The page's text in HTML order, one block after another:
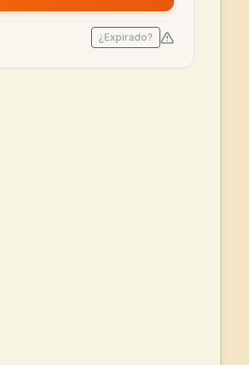
¿Expirado?